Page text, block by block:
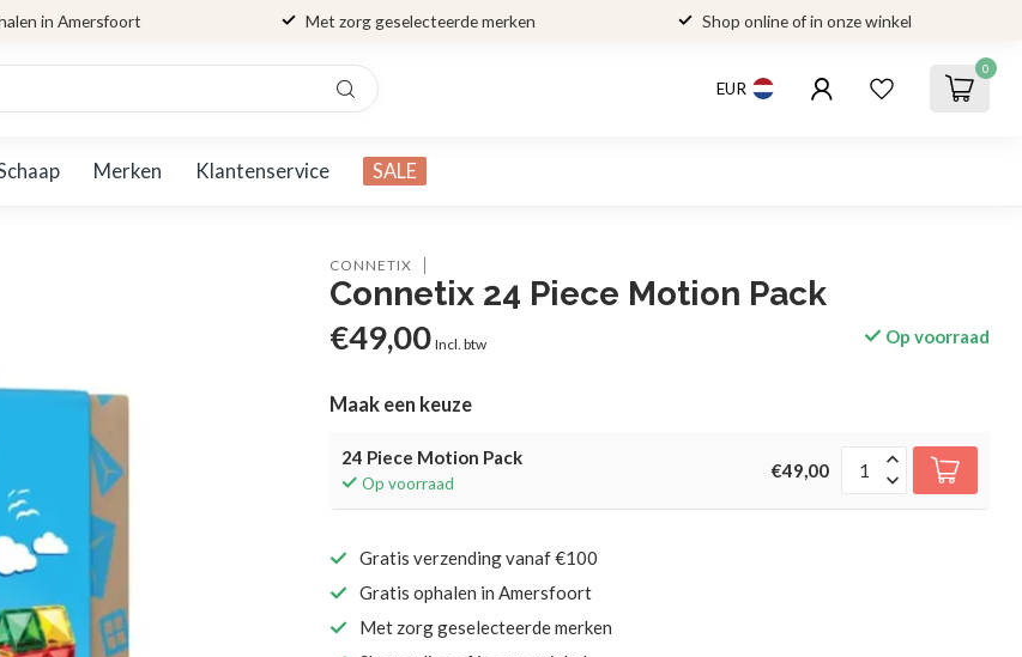
in Amersfoort Met zorg geselecteerde merken Shop online of in onze winkel
EUR
0
Merken Klantenservice SALE
CONNETIX
Connetix 24 Piece Motion Pack
€49,00 Incl. btw Op voorraad
Maak een keuze
24 Piece Motion Pack
Op voorraad
€49,00
Gratis verzending vanaf €100
Gratis ophalen in Amersfoort
Met zorg geselecteerde merken